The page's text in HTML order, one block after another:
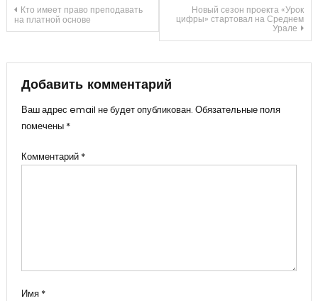
Навигация
записям
Кто имеет право преподавать
на платной основе
Новый сезон проекта «Урок
цифры» стартовал на Среднем
Урале
Добавить комментарий
Ваш адрес email не будет опубликован. Обязательные поля
помечены *
Комментарий *
Имя *